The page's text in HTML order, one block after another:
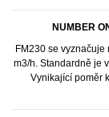
NUMBER
FM230 se
m3/h. Standardně je
Vynikající poměr